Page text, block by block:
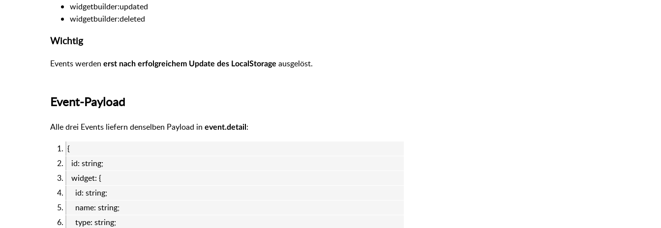
widgetbuilder:updated
widgetbuilder:deleted
Wichtig
Events werden erst nach erfolgreichem Update des LocalStorage ausgelöst.
Event-Payload
Alle drei Events liefern denselben Payload in event.detail :
{
id: string;
widget: {
id: string;
name: string;
type: string;